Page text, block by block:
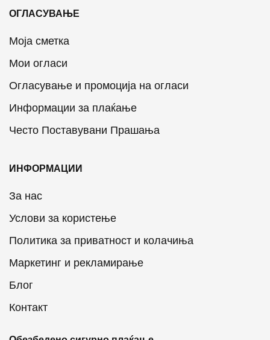
ОГЛАСУВАЊЕ
Моја сметка
Мои огласи
Огласување и промоција на огласи
Информации за плаќање
Често Поставувани Прашања
ИНФОРМАЦИИ
За нас
Услови за користење
Политика за приватност и колачиња
Маркетинг и рекламирање
Блог
Контакт